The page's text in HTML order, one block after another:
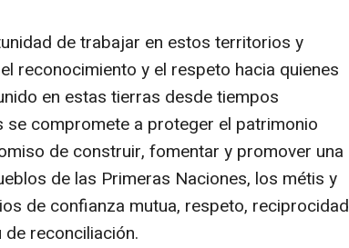
de trabajar en estos territorios y
reconocimiento y el respeto hacia quienes
en estas tierras desde tiempos
se compromete a proteger el patrimonio
de construir, fomentar y promover una
de las Primeras Naciones, los métis y
de confianza mutua, respeto, reciprocidad
reconciliación.